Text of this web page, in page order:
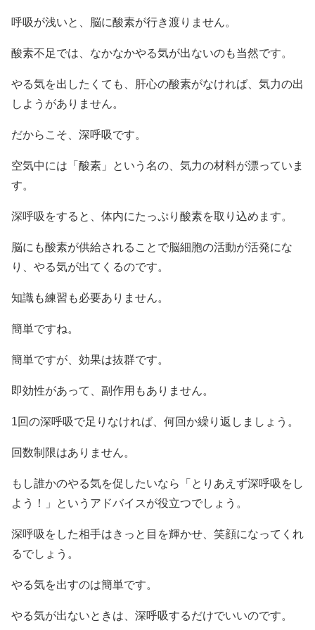
呼吸が浅いと、脳に酸素が行き渡りません。
酸素不足では、なかなかやる気が出ないのも当然です。
やる気を出したくても、肝心の酸素がなければ、気力の出
しようがありません。
だからこそ、深呼吸です。
空気中には「酸素」という名の、気力の材料が漂っていま
す。
深呼吸をすると、体内にたっぷり酸素を取り込めます。
脳にも酸素が供給されることで脳細胞の活動が活発にな
り、やる気が出てくるのです。
知識も練習も必要ありません。
簡単ですね。
簡単ですが、効果は抜群です。
即効性があって、副作用もありません。
1回の深呼吸で足りなければ、何回か繰り返しましょう。
回数制限はありません。
もし誰かのやる気を促したいなら「とりあえず深呼吸をし
よう！」というアドバイスが役立つでしょう。
深呼吸をした相手はきっと目を輝かせ、笑顔になってくれ
るでしょう。
やる気を出すのは簡単です。
やる気が出ないときは、深呼吸するだけでいいのです。